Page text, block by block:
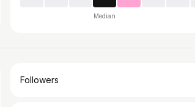
Median
Followers